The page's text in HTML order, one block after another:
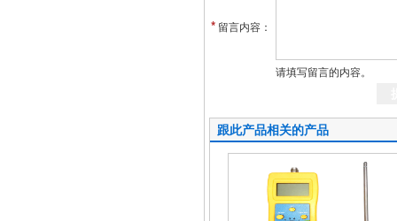
* 留言内容：
请填写留言的内容。
跟此产品相关的产品